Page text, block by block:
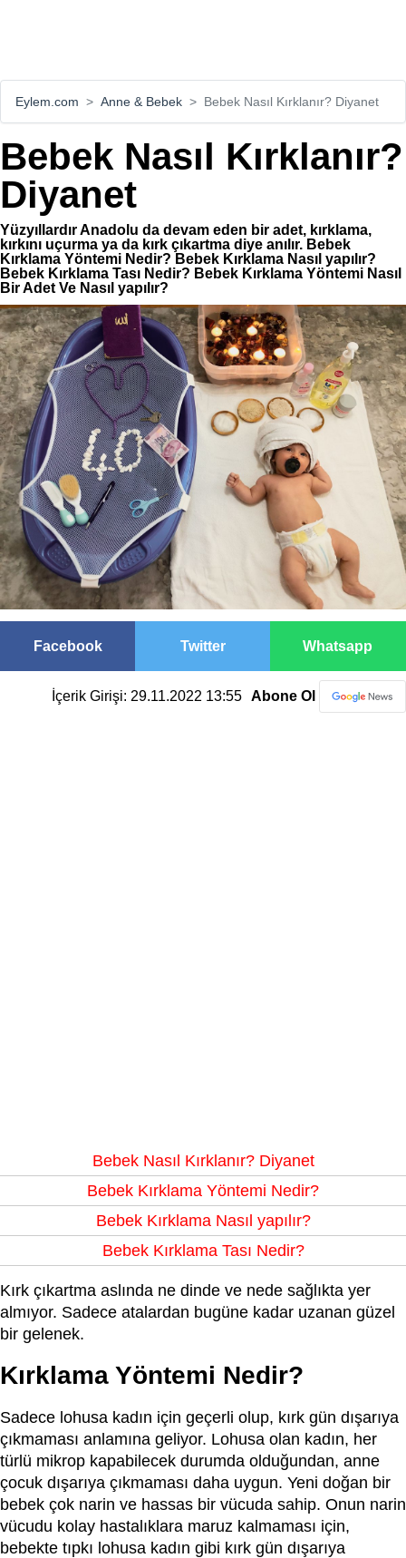
Eylem.com Anne & Bebek Bebek Nasıl Kırklanır? Diyanet
Bebek Nasıl Kırklanır?
Diyanet
Yüzyıllardır Anadolu da devam eden bir adet, kırklama,
kırkını uçurma ya da kırk çıkartma diye anılır. Bebek
Kırklama Yöntemi Nedir? Bebek Kırklama Nasıl yapılır?
Bebek Kırklama Tası Nedir? Bebek Kırklama Yöntemi Nasıl
Bir Adet Ve Nasıl yapılır?
Facebook Twitter Whatsapp
İçerik Girişi: 29.11.2022 13:55 Abone Ol
Bebek Nasıl Kırklanır? Diyanet
Bebek Kırklama Yöntemi Nedir?
Bebek Kırklama Nasıl yapılır?
Bebek Kırklama Tası Nedir?
Kırk çıkartma aslında ne dinde ve nede sağlıkta yer
almıyor. Sadece atalardan bugüne kadar uzanan güzel
bir gelenek.
Kırklama Yöntemi Nedir?
Sadece lohusa kadın için geçerli olup, kırk gün dışarıya
çıkmaması anlamına geliyor. Lohusa olan kadın, her
türlü mikrop kapabilecek durumda olduğundan, anne
çocuk dışarıya çıkmaması daha uygun. Yeni doğan bir
bebek çok narin ve hassas bir vücuda sahip. Onun narin
vücudu kolay hastalıklara maruz kalmaması için,
bebekte tıpkı lohusa kadın gibi kırk gün dışarıya